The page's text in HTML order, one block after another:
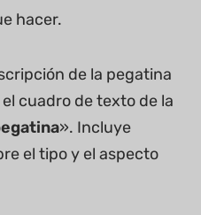
hacer.
de la pegatina
cuadro de texto de la
». Incluye
el tipo y el aspecto